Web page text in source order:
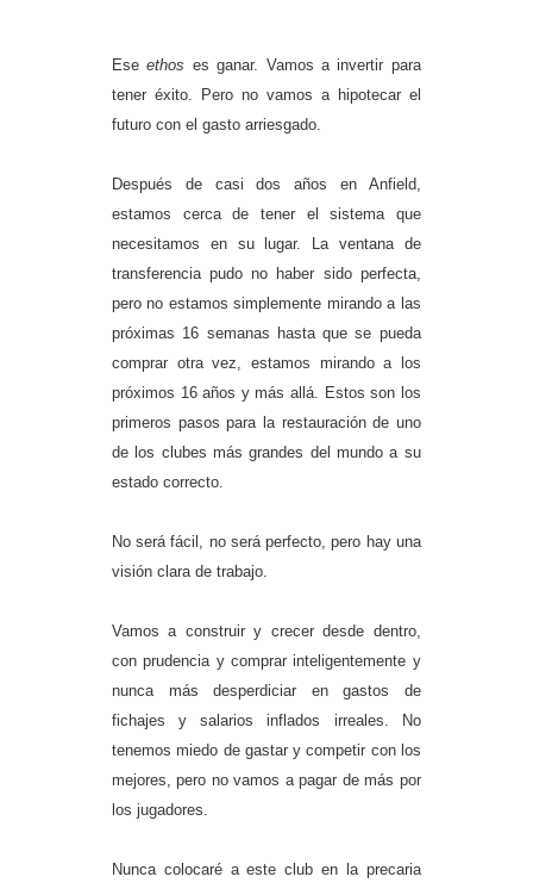
Eseethos es ganar. Vamos a invertir para
tener éxito. Pero no vamos a hipotecar el
futuro con el gasto arriesgado.
Después de casi dos años en Anfield,
estamos cerca de tener el sistema que
necesitamos en su lugar. La ventana de
transferencia pudo no haber sido perfecta,
pero no estamos simplemente mirando a las
próximas 16 semanas hasta que se pueda
comprar otra vez, estamos mirando a los
próximos 16 años y más allá. Estos son los
primeros pasos para la restauración de uno
de los clubes más grandes del mundo a su
estado correcto.
No será fácil, no será perfecto, pero hay una
visión clara de trabajo.
Vamos a construir y crecer desde dentro,
con prudencia y comprar inteligentemente y
nunca más desperdiciar en gastos de
fichajes y salarios inflados irreales. No
tenemos miedo de gastar y competir con los
mejores, pero no vamos a pagar de más por
los jugadores.
Nunca colocaré a este club en la precaria